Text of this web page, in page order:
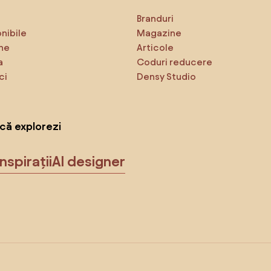
Branduri
Magazine
Articole
Coduri reducere
Densy Studio
explorezi
AI designer